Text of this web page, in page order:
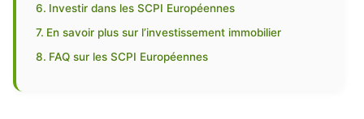
Investir dans les SCPI Européennes
En savoir plus sur l’investissement immobilier
FAQ sur les SCPI Européennes